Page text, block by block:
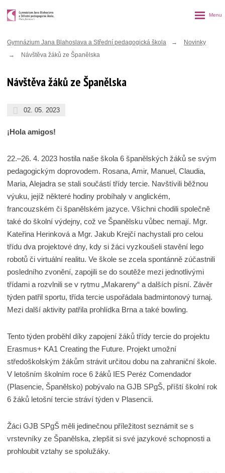
Gymnázium Jana Blahoslava a Střední pedagogická škola
Novinky
Návštěva žáků ze Španělska
Návštěva žáků ze Španělska
02. 05. 2023
¡Hola amigos!
22.–26. 4. 2023 hostila naše škola 6 španělských žáků se svým
pedagogickým doprovodem. Rosana, Amir, Manuel, Claudia,
Maria, Alejadra se stali součástí třídy tercie. Navštívili běžnou
výuku, jejíž některé hodiny probíhaly v anglickém,
francouzském či španělském jazyce. Všichni chodili společně
také do školní výdejny, což ve Španělsku vůbec nemají. Mgr.
Kateřina Herinková a Mgr. Jakub Krejčí nachystali pro celou
třídu dva projektové dny, kdy si žáci vyzkoušeli stavění lego
robotů či virtuální realitu. Ve škole se zcela spontánně zúčastnili
posledního zvonění, zapojili se do soutěže mezi jednotlivými
třídami a rozvlnili se v rytmu „Makareny“ a dalších písní. Závěr
týden patřil sportu, třída tercie uspořádala badmintonový turnaj.
Mezi další aktivity patřila prohlídka Brna a také bowling.
Tento týden proběhl díky zapojení žáků třídy tercie do projektu
Erasmus+ KA1 Creating the Future. Projekt umožní
středoškolským žákům strávit určitou dobu na zahraniční škole.
V letošním školním roce 6 žáků IES Peréz Comendador
(Plasencie, Španělsko) pobývalo na GJB SPgŠ, příští školní rok
6 žáků letošní tercie stráví týden v Plasencii.
Žáci GJB SPgŠ měli jedinečnou příležitost seznámit se s
vrstevníky ze Španělska, zlepšit si své jazykové schopnosti a
prohloubit vztahy se spolužáky.